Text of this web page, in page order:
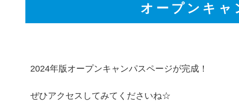
オープンキャ
2024年版オープンキャンパスページが完成！
ぜひアクセスしてみてくださいね☆